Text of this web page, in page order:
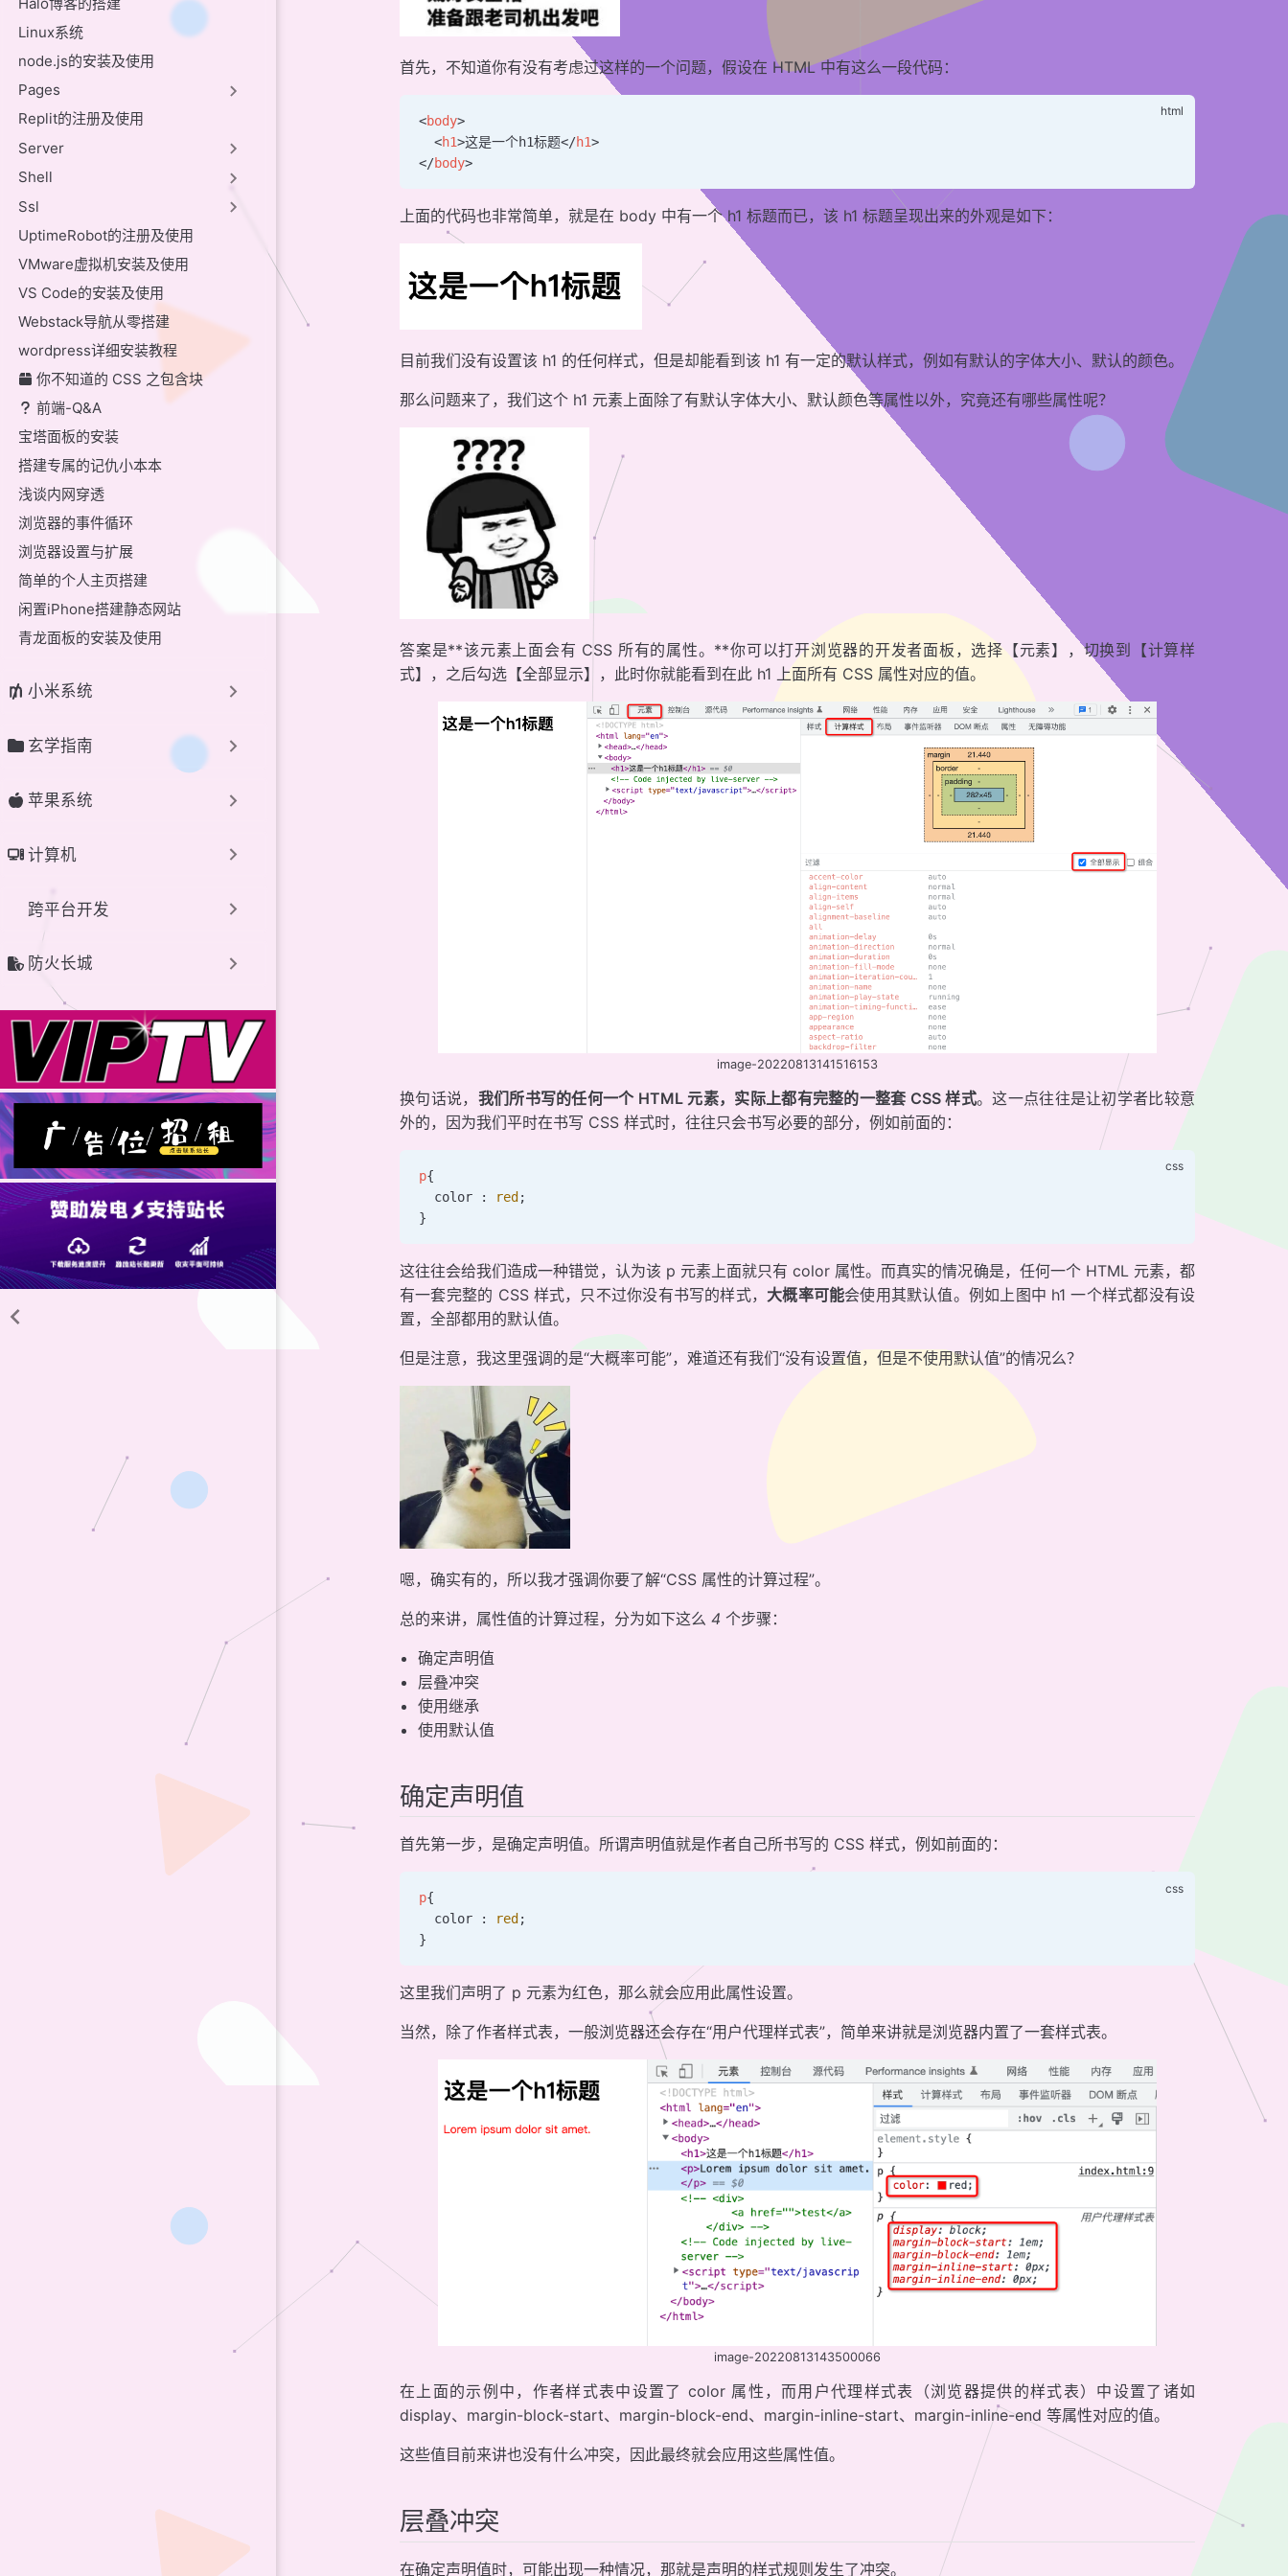
Linux系统
node.js的安装及使用
Pages
Replit的注册及使用
Server
Shell
Ssl
UptimeRobot的注册及使用
VMware虚拟机安装及使用
VS Code的安装及使用
Webstack导航从零搭建
wordpress详细安装教程
你不知道的 CSS 之包含块
前端-Q&A
宝塔面板的安装
搭建专属的记仇小本本
浅谈内网穿透
浏览器的事件循环
浏览器设置与扩展
简单的个人主页搭建
闲置iPhone搭建静态网站
青龙面板的安装及使用
小米系统
玄学指南
苹果系统
计算机
跨平台开发
防火长城
首先，不知道你有没有考虑过这样的一个问题，假设在 HTML 中有这么一段代码：
<body>
  <
h1>这是一个h1标题</h1>
</body>
上面的代码也非常简单，就是在 body 中有一个 h1 标题而已，该 h1 标题呈现出来的外观是如下：
目前我们没有设置该 h1 的任何样式，但是却能看到该 h1 有一定的默认样式，例如有默认的字体大小、默认的颜色。
那么问题来了，我们这个 h1 元素上面除了有默认字体大小、默认颜色等属性以外，究竟还有哪些属性呢？
答案是**该元素上面会有 CSS 所有的属性。**你可以打开浏览器的开发者面板，选择【元素】，切换到【计算样
式】，之后勾选【全部显示】，此时你就能看到在此 h1 上面所有 CSS 属性对应的值。
image-20220813141516153
换句话说， 我们所书写的任何一个 HTML 元素，实际上都有完整的一整套 CSS 样式。这一点往往是让初学者比较意
外的，因为我们平时在书写 CSS 样式时，往往只会书写必要的部分，例如前面的：
p{
  color :
red;
}
这往往会给我们造成一种错觉，认为该 p 元素上面就只有 color 属性。而真实的情况确是，任何一个 HTML 元素，都
有一套完整的 CSS 样式，只不过你没有书写的样式， 大概率可能会使用其默认值。例如上图中 h1 一个样式都没有设
置，全部都用的默认值。
但是注意，我这里强调的是“大概率可能”，难道还有我们“没有设置值，但是不使用默认值”的情况么？
嗯，确实有的，所以我才强调你要了解“CSS 属性的计算过程”。
总的来讲，属性值的计算过程，分为如下这么 4 个步骤：
确定声明值
层叠冲突
使用继承
使用默认值
确定声明值
首先第一步，是确定声明值。所谓声明值就是作者自己所书写的 CSS 样式，例如前面的：
p{
  color :
red ;
}
这里我们声明了 p 元素为红色，那么就会应用此属性设置。
当然，除了作者样式表，一般浏览器还会存在“用户代理样式表”，简单来讲就是浏览器内置了一套样式表。
image-20220813143500066
在上面的示例中，作者样式表中设置了 color 属性，而用户代理样式表（浏览器提供的样式表）中设置了诸如
display、margin-block-start、margin-block-end、margin-inline-start、margin-inline-end 等属性对应的值。
这些值目前来讲也没有什么冲突，因此最终就会应用这些属性值。
层叠冲突
在确定声明值时，可能出现一种情况，那就是声明的样式规则发生了冲突。